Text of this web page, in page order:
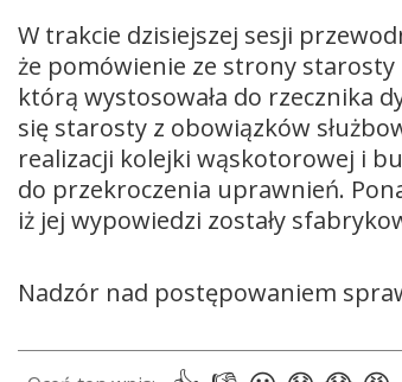
W trakcie dzisiejszej sesji
że pomówienie ze strony starosty
którą wystosowała do rzecznika
się starosty z obowiązków
realizacji kolejki wąskotorowej i
do przekroczenia uprawnień.
iż jej wypowiedzi zostały
Nadzór nad postępowaniem